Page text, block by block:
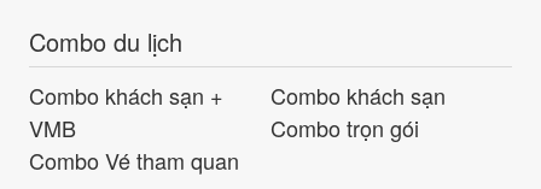
Combo du lịch
Combo khách sạn +
VMB
Combo khách sạn
Combo trọn gói
Combo Vé tham quan